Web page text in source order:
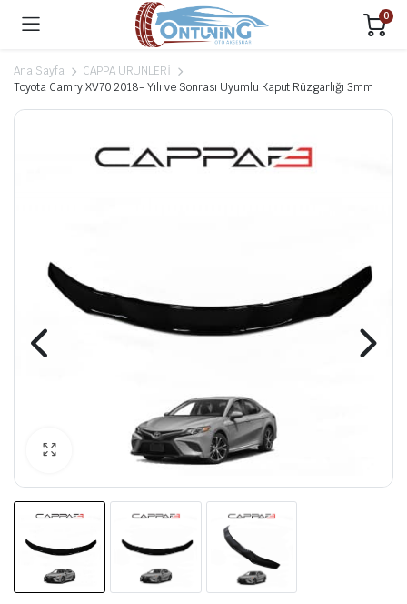
0
Ana Sayfa
CAPPA ÜRÜNLERİ
Toyota Camry XV70 2018- Yılı ve Sonrası Uyumlu Kaput Rüzgarlığı 3mm